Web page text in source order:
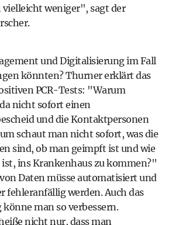
weniger", sagt der
und Digitalisierung im Fall
könnten? Thurner erklärt das
PCR-Tests: "Warum
nicht sofort einen
und die Kontaktpersonen
schaut man nicht sofort, was die
sind, ob man geimpft ist und wie
ist, ins Krankenhaus zu kommen?"
Daten müsse automatisiert und
fehleranfällig werden. Auch das
man so verbessern.
nicht nur, dass man